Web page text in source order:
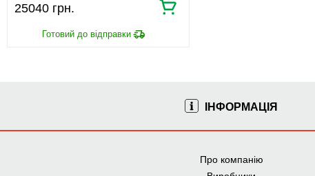
25040 грн.
ІНФОРМАЦІЯ
Про компанію